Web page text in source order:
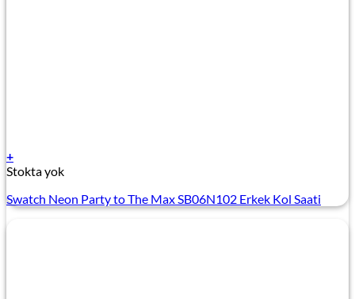
+
Stokta yok
Swatch Neon Party to The Max SB06N102 Erkek Kol Saati